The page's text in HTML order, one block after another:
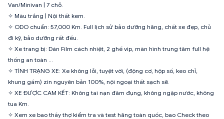
Van/Minivan | 7 chỗ.
✧ Màu trắng | Nội thất kem.
✧ ODO chuẩn: 57,000 Km. Full lịch sử bảo dưỡng hãng, chất xe đẹp, chủ
đi kỹ, bảo dưỡng rất đều.
✧ Xe trang bị: Dán Film cách nhiệt, 2 ghế vip, màn hình trung tâm full hệ
thống an toàn …
✧ TÌNH TRẠNG XE: Xe không lỗi, tuyệt vời, (động cơ, hộp số, keo chỉ,
khung gầm) zin nguyên bản 100%, nội ngoại thất sạch sẽ.
✧ XE ĐƯỢC CAM KẾT: Không tai nạn đâm đụng, không ngập nước, không
tua Km.
✧ Xem xe bao thầy thợ kiểm tra và test hãng toàn quốc, bao Check theo